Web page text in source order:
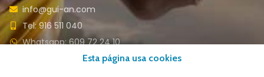
info@gui-an.com
Tel: 916 511 040
Whatsapp: 609 72 24 10
Fax: 916 537 814Esta página usa cookies